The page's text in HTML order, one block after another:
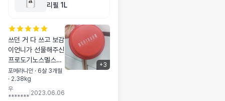
태는 매우 좋습니다.
나는 개테리우스의
안 나게 엄청 노력 중
인데요 굿씨 먹고 눈
물과 눈곱은 현저히
줄었어요. 알레르기
는 원래 없는 편이어
서 걱정놉, 피모도 건
리필 1L
쓰던 거 다 쓰고 보감
이언니가 선물해주신
프로도기노스멜스프
레이 사용 중인데 너
무 좋은 거예요! 용기
분사력도 좋아요. 한
포메라니안 · 6살 3개월
· 2.38kg
우
*******
2023.06.06
+3